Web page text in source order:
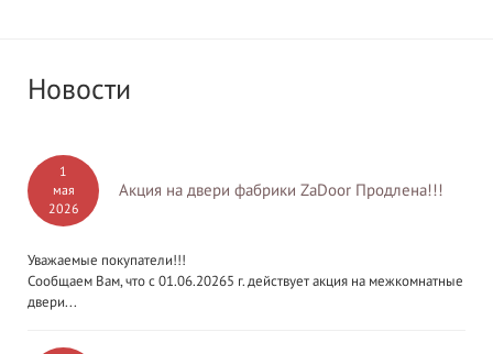
Новости
1
мая
2026
Акция на двери фабрики ZaDoor Продлена!!!
Уважаемые покупатели!!!
Сообщаем Вам, что с 01.06.20265 г. действует акция на межкомнатные
двери...